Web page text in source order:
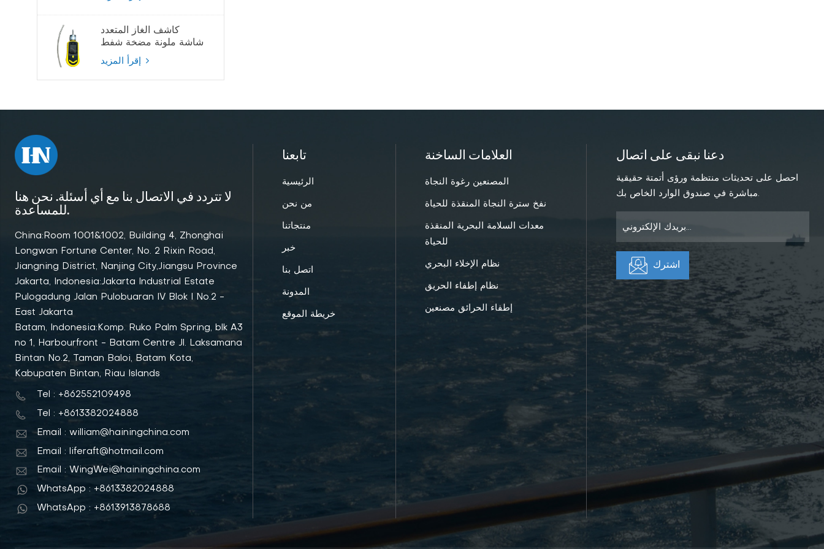
كاشف الغاز المتعدد
شاشة ملونة مضخة شفط
كاشف الغاز
لا تتردد في الاتصال بنا مع أي أسئلة. نحن هنا
للمساعدة.
China:Room 1001&1002, Building 4, Zhonghai
Longwan Fortune Center, No. 2 Rixin Road,
Jiangning District, Nanjing City,Jiangsu Province
Jakarta, Indonesia:Jakarta Industrial Estate
Pulogadung Jalan Pulobuaran IV Blok I No.2 -
East Jakarta
Batam, Indonesia:Komp. Ruko Palm Spring, blk A3
no 1, Harbourfront - Batam Centre Jl. Laksamana
Bintan No.2, Taman Baloi, Batam Kota,
Kabupaten Bintan, Riau Islands
Tel : +862552109498
Tel : +8613382024888
Email : william@hainingchina.com
Email : liferaft@hotmail.com
Email : WingWei@hainingchina.com
WhatsApp : +8613382024888
WhatsApp : +8613913878688
تابعنا
الرئيسية
من نحن
منتجاتنا
خبر
اتصل بنا
المدونة
خريطة الموقع
العلامات الساخنة
المصنعين رغوة النجاة
نفخ سترة النجاة المنقذة للحياة
معدات السلامة البحرية المنقذة
للحياة
نظام الإخلاء البحري
نظام إطفاء الحريق
إطفاء الحرائق مصنعين
دعنا نبقى على اتصال
احصل على تحديثات منتظمة ورؤى أتمتة حقيقية